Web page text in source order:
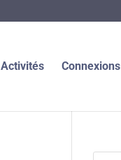
Activités Connexions